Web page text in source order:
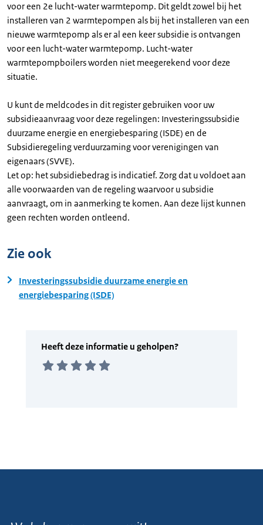
voor een 2e lucht-water warmtepomp. Dit geldt zowel bij het
installeren van 2 warmtepompen als bij het installeren van een
nieuwe warmtepomp als er al een keer subsidie is ontvangen
voor een lucht-water warmtepomp. Lucht-water
warmtepompboilers worden niet meegerekend voor deze
situatie.
U kunt de meldcodes in dit register gebruiken voor uw
subsidieaanvraag voor deze regelingen: Investeringssubsidie
duurzame energie en energiebesparing (ISDE) en de
Subsidieregeling verduurzaming voor verenigingen van
eigenaars (SVVE).
Let op: het subsidiebedrag is indicatief. Zorg dat u voldoet aan
alle voorwaarden van de regeling waarvoor u subsidie
aanvraagt, om in aanmerking te komen. Aan deze lijst kunnen
geen rechten worden ontleend.
Zie ook
Investeringssubsidie duurzame energie en
energiebesparing (ISDE)